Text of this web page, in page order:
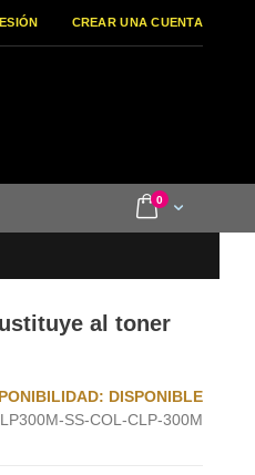
CREAR UNA CUENTA
Cart
0items
al toner
DISPONIBLE
SS-COL-CLP-300M